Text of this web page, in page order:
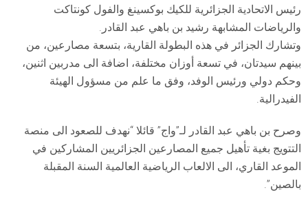
رئيس الاتحادية الجزائرية للكيك بوكسينغ والفول كونتاكت
والرياضات المشابهة رشيد بن باهي عبد القادر.
وتشارك الجزائر في هذه البطولة القارية، بتسعة مصارعين، من
بينهم سيدتان، في تسعة أوزان مختلفة، اضافة الى مدربين اثنين،
وحكم دولي ورئيس الوفد، وفق ما علم من مسؤول الهيئة
الفيدرالية.
وصرح بن باهي عبد القادر لـ”واج” قائلا “نهدف للصعود الى منصة
التتويج بغية تأهيل جميع المصارعين الجزائريين المشاركين في
الموعد القاري، الى الالعاب الرياضية العالمية السنة المقبلة
بالصين”.